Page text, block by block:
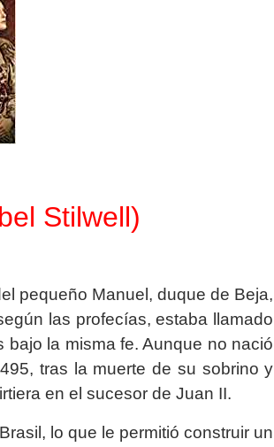
Stilwell)
pequeño Manuel, duque de Beja,
las profecías, estaba llamado
la misma fe. Aunque no nació
tras la muerte de su sobrino y
en el sucesor de Juan II.
lo que le permitió construir un